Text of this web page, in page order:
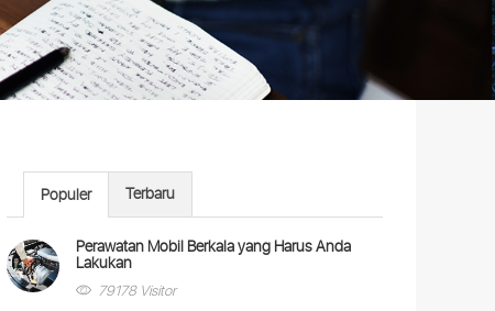
Populer Terbaru
Perawatan Mobil Berkala yang Harus Anda
Lakukan
79178 Visitor